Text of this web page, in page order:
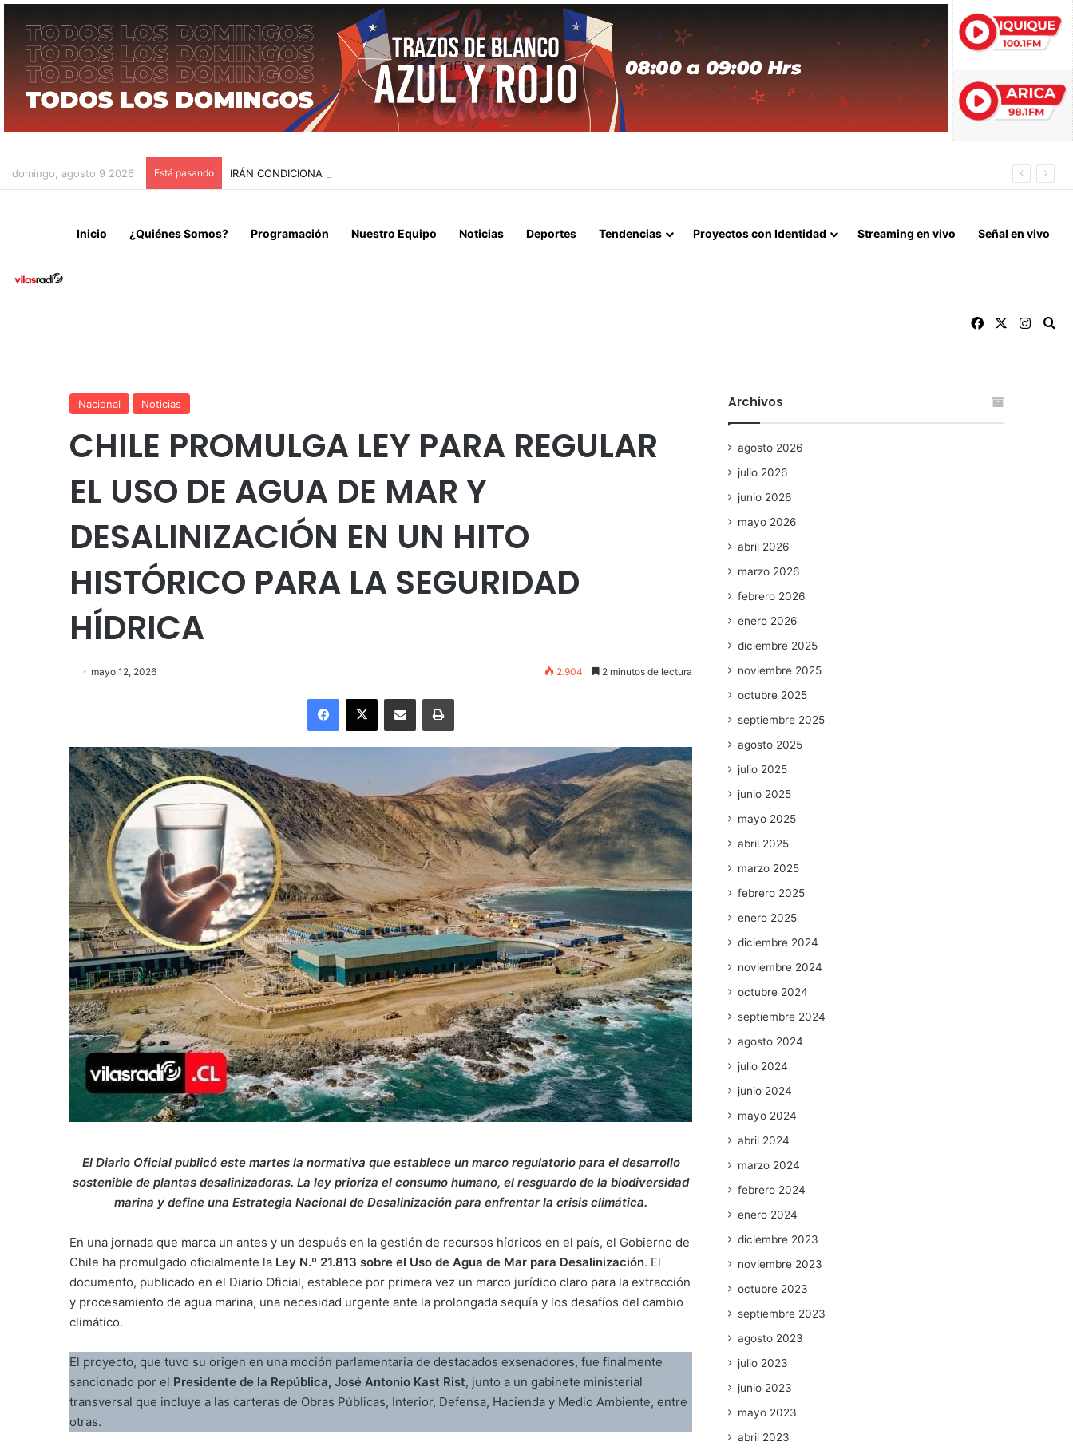
domingo, agosto 9 2026 Está pasando IRÁN CONDICIONA LA REAPERTURA DEL ESTRECHO DE ORMUZ Y EXIGE A ESTADOS UNIDOS EL FIN DEL BLOQUEO Y REPARACIONES DE GUERRA
Inicio ¿Quiénes Somos? Programación Nuestro Equipo Noticias Deportes Tendencias Proyectos con Identidad Streaming en vivo Señal en vivo
Facebook
Nacional Noticias
CHILE PROMULGA LEY PARA REGULAR
EL USO DE AGUA DE MAR Y
DESALINIZACIÓN EN UN HITO
HISTÓRICO PARA LA SEGURIDAD
HÍDRICA
mayo 12, 2026 2.904 2 minutos de lectura
Facebook
X Enviar vía email Imprimir
El Diario Oficial publicó este martes la normativa que establece un marco regulatorio para el desarrollo
sostenible de plantas desalinizadoras. La ley prioriza el consumo humano, el resguardo de la biodiversidad
marina y define una Estrategia Nacional de Desalinización para enfrentar la crisis climática.
En una jornada que marca un antes y un después en la gestión de recursos hídricos en el país, el Gobierno de
Chile ha promulgado oficialmente la Ley N.º 21.813 sobre el Uso de Agua de Mar para Desalinización. El
documento, publicado en el Diario Oficial, establece por primera vez un marco jurídico claro para la extracción
y procesamiento de agua marina, una necesidad urgente ante la prolongada sequía y los desafíos del cambio
climático.
El proyecto, que tuvo su origen en una moción parlamentaria de destacados exsenadores, fue finalmente
sancionado por el Presidente de la República, José Antonio Kast Rist, junto a un gabinete ministerial
transversal que incluye a las carteras de Obras Públicas, Interior, Defensa, Hacienda y Medio Ambiente, entre
otras.
Archivos
agosto 2026
julio 2026
junio 2026
mayo 2026
abril 2026
marzo 2026
febrero 2026
enero 2026
diciembre 2025
noviembre 2025
octubre 2025
septiembre 2025
agosto 2025
julio 2025
junio 2025
mayo 2025
abril 2025
marzo 2025
febrero 2025
enero 2025
diciembre 2024
noviembre 2024
octubre 2024
septiembre 2024
agosto 2024
julio 2024
junio 2024
mayo 2024
abril 2024
marzo 2024
febrero 2024
enero 2024
diciembre 2023
noviembre 2023
octubre 2023
septiembre 2023
agosto 2023
julio 2023
junio 2023
mayo 2023
abril 2023